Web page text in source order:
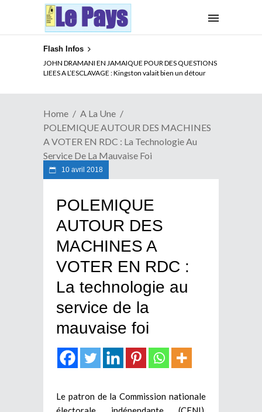
Flash Infos
ELECTION DE TALON A LA TETE DU SENAT BENINOIS :
Quand Patrice quitte le pouvoir sans partir !
Home
A La Une
POLEMIQUE AUTOUR DES MACHINES
A VOTER EN RDC : La Technologie Au
Service De La Mauvaise Foi
10 avril 2018
POLEMIQUE
AUTOUR DES
MACHINES A
VOTER EN RDC :
La technologie au
service de la
mauvaise foi
Le patron de la Commission nationale